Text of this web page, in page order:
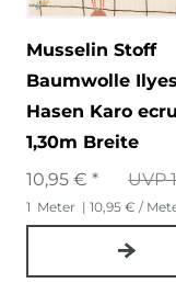
Musselin Stoff
Baumwolle Ilyes
Hasen Karo
1,30m Breite
UVP
10,95 € *
1 Meter | 10,95 € /